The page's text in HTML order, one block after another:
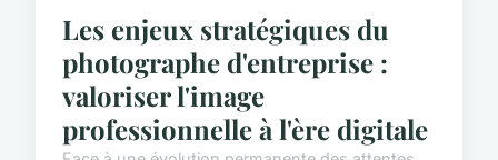
Les enjeux stratégiques du
photographe d'entreprise :
valoriser l'image
professionnelle à l'ère digitale